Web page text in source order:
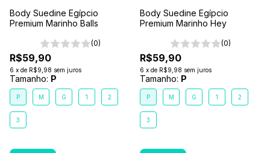
Body Suedine Egípcio
Premium Marinho Balls
(0)
R$59,90
6 x de R$9,98 sem juros
Tamanho: P
P M G 1 2
3
Body Suedine Egípcio
Premium Marinho Hey
(0)
R$59,90
6 x de R$9,98 sem juros
Tamanho: P
P M G 1 2
3